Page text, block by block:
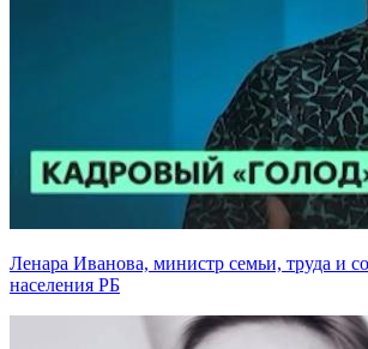
Ленара Иванова, министр семьи, труда и
населения РБ